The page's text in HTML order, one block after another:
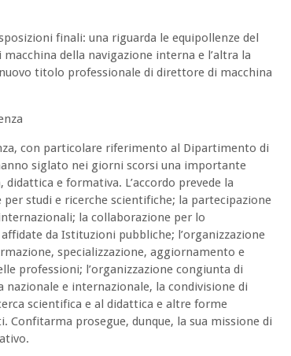
finali: una riguarda le equipollenze del
della navigazione interna e l’altra la
titolo professionale di direttore di macchina
con particolare riferimento al Dipartimento di
siglato nei giorni scorsi una importante
e formativa. L’accordo prevede la
studi e ricerche scientifiche; la partecipazione
la collaborazione per lo
da Istituzioni pubbliche; l’organizzazione
specializzazione, aggiornamento e
professioni; l’organizzazione congiunta di
e internazionale, la condivisione di
scientifica e al didattica e altre forme
prosegue, dunque, la sua missione di